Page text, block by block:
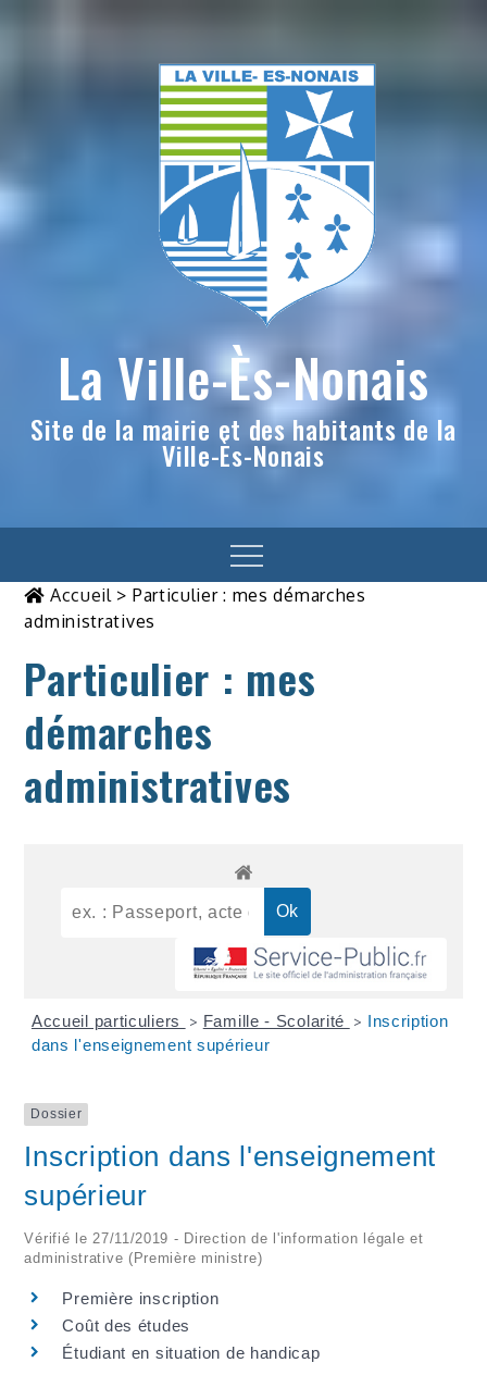
La Ville-Ès-Nonais
Site de la mairie et des habitants de la
Ville-Ès-Nonais
Menu
Accueil> Particulier : mes démarches
administratives
Particulier : mes
démarches
administratives
Accueil particuliers > Famille - Scolarité > Inscription
dans l'enseignement supérieur
Dossier
Inscription dans l'enseignement
supérieur
Vérifié le 27/11/2019 - Direction de l'information légale et
administrative (Première ministre)
Première inscription
Coût des études
Étudiant en situation de handicap